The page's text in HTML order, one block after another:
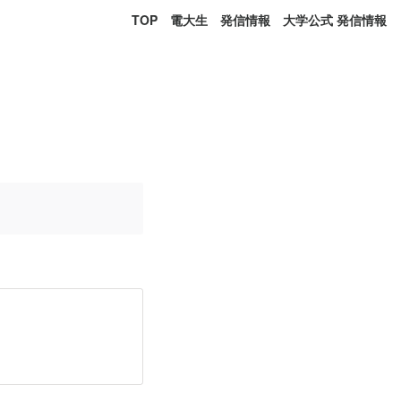
TOP 電大生 発信情報 大学公式 発信情報